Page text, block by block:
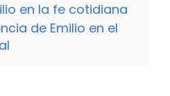
en la fe cotidiana
de Emilio en el